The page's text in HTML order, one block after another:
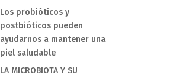
Los probióticos y
postbióticos pueden
ayudarnos a mantener una
piel saludable
LA MICROBIOTA Y SU